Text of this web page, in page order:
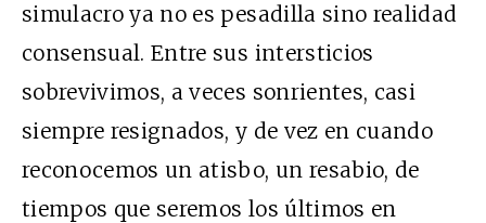
simulacro ya no es pesadilla sino realidad
consensual. Entre sus intersticios
sobrevivimos, a veces sonrientes, casi
siempre resignados, y de vez en cuando
reconocemos un atisbo, un resabio, de
tiempos que seremos los últimos en